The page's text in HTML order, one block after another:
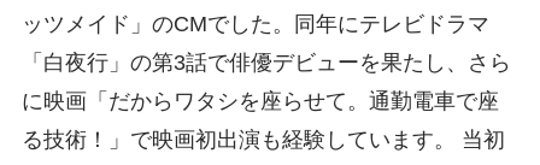
ッツメイド」のCMでした。同年にテレビドラマ
「白夜行」の第3話で俳優デビューを果たし、さら
に映画「だからワタシを座らせて。通勤電車で座
る技術！」で映画初出演も経験しています。 当初